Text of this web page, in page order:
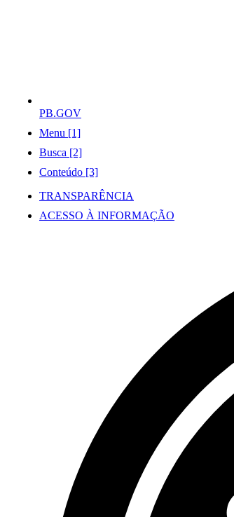
PB.GOV
Menu [1]
Busca [2]
Conteúdo [3]
TRANSPARÊNCIA
ACESSO À INFORMAÇÃO